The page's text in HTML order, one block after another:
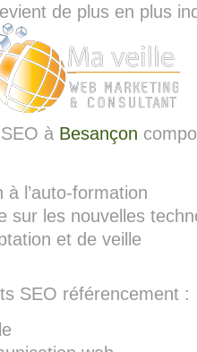
de plus en plus
à Besançon
l’auto-formation
sur les nouvelles
et de veille
SEO référencement :